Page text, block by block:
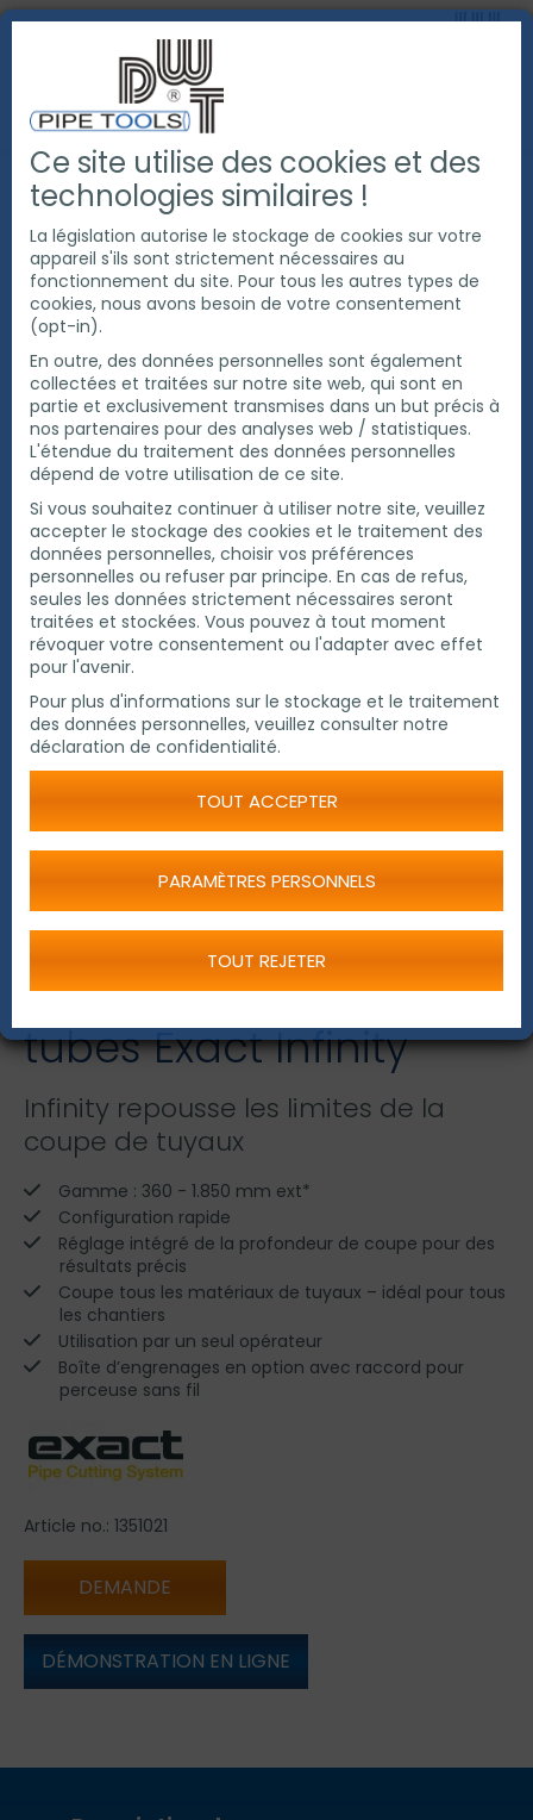
PRODUITS
COUPE ET CHANFREINAGE DE TUBE
MACHINES À COUPER ET À CHANFREINER LES TUYAUX
ENTRAÎNÉES PAR CHAÎNE
MACHINE À COUPER LES TUBES EXACT INFINITY
Machine à couper les
tubes Exact Infinity
Infinity repousse les limites de la
coupe de tuyaux
Gamme : 360 - 1.850 mm ext*
Configuration rapide
Réglage intégré de la profondeur de coupe pour des
résultats précis
Coupe tous les matériaux de tuyaux – idéal pour tous
les chantiers
Utilisation par un seul opérateur
Boîte d’engrenages en option avec raccord pour
perceuse sans fil
Article no.: 1351021
DEMANDE
DÉMONSTRATION EN LIGNE
Ce site utilise des cookies et des
technologies similaires !
La législation autorise le stockage de cookies sur votre
appareil s'ils sont strictement nécessaires au
fonctionnement du site. Pour tous les autres types de
cookies, nous avons besoin de votre consentement
(opt-in).
En outre, des données personnelles sont également
collectées et traitées sur notre site web, qui sont en
partie et exclusivement transmises dans un but précis à
nos partenaires pour des analyses web / statistiques.
L'étendue du traitement des données personnelles
dépend de votre utilisation de ce site.
Si vous souhaitez continuer à utiliser notre site, veuillez
accepter le stockage des cookies et le traitement des
données personnelles, choisir vos préférences
personnelles ou refuser par principe. En cas de refus,
seules les données strictement nécessaires seront
traitées et stockées. Vous pouvez à tout moment
révoquer votre consentement ou l'adapter avec effet
pour l'avenir.
Pour plus d'informations sur le stockage et le traitement
des données personnelles, veuillez consulter notre
déclaration de confidentialité.
TOUT ACCEPTER
PARAMÈTRES PERSONNELS
TOUT REJETER